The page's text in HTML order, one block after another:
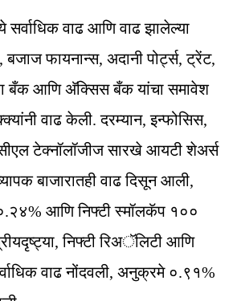
वाढ आणि वाढ झालेल्या
बजाज फायनान्स, अदानी पोर्ट्स, ट्रेंट,
बँक आणि अ‍ॅक्सिस बँक यांचा समावेश
वाढ केली. दरम्यान, इन्फोसिस,
टेक्नॉलॉजीज सारखे आयटी शेअर्स
बाजारातही वाढ दिसून आली,
आणि निफ्टी स्मॉलकॅप १००
निफ्टी रिअॅलिटी आणि
वाढ नोंदवली, अनुक्रमे ०.९१%